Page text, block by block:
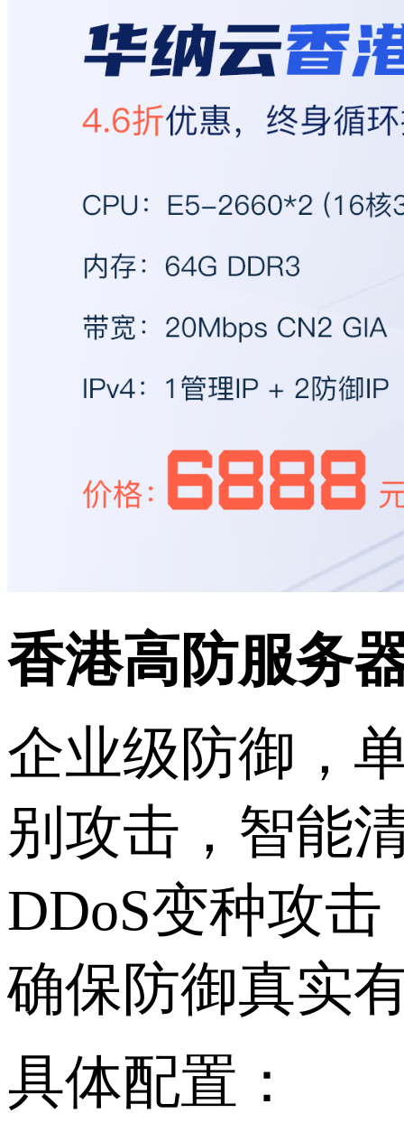
香港高防服务
企业级防御，
别攻击，智能
DDoS变种攻击
确保防御真实
具体配置：